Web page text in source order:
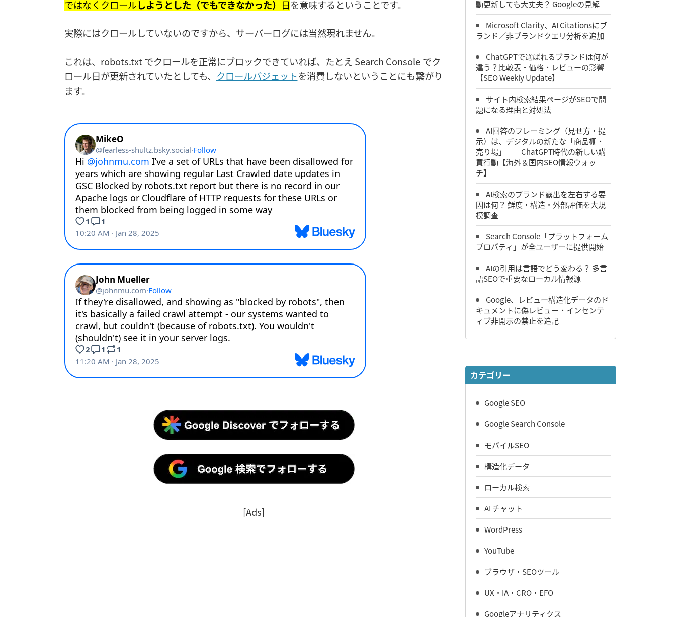
ではなくクロールしようとした（でもできなかった） 日を意味するということです。
実際にはクロールしていないのですから、サーバーログには当然現れません。
これは、robots.txt でクロールを正常にブロックできていれば、たとえ Search Console でク
ロール日が更新されていたとしても、 クロールバジェットを消費しないということにも繋がり
ます。
[Ads]
動更新しても大丈夫？ Googleの見解
Microsoft Clarity、AI Citationsにブ
ランド／非ブランドクエリ分析を追加
ChatGPTで選ばれるブランドは何が
違う？比較表・価格・レビューの影響
【SEO Weekly Update】
サイト内検索結果ページがSEOで問
題になる理由と対処法
AI回答のフレーミング（見せ方・提
示）は、デジタルの新たな「商品棚・
売り場」――ChatGPT時代の新しい購
買行動【海外＆国内SEO情報ウォッ
チ】
AI検索のブランド露出を左右する要
因は何？ 鮮度・構造・外部評価を大規
模調査
Search Console「プラットフォーム
プロパティ」が全ユーザーに提供開始
AIの引用は言語でどう変わる？ 多言
語SEOで重要なローカル情報源
Google、レビュー構造化データのド
キュメントに偽レビュー・インセンテ
ィブ非開示の禁止を追記
カテゴリー
Google SEO
Google Search Console
モバイルSEO
構造化データ
ローカル検索
AI チャット
WordPress
YouTube
ブラウザ・SEOツール
UX・IA・CRO・EFO
Googleアナリティクス